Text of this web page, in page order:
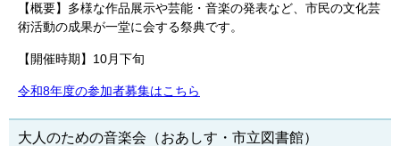
【概要】多様な作品展示や芸能・音楽の発表など、市民の文化芸
術活動の成果が一堂に会する祭典です。
【開催時期】10月下旬
令和8年度の参加者募集はこちら
大人のための音楽会（おあしす・市立図書館）